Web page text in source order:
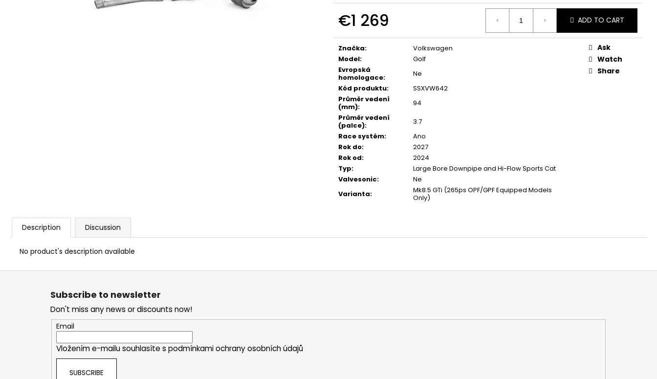
€1 269
price:
ADD TO CART
Značka:
Volkswagen
Model:
Golf
Evropská
homologace:
Ne
Kód produktu:
SSXVW642
Průměr vedení
(mm):
94
Průměr vedení
(palce):
3.7
Race systém:
Ano
Rok do:
2027
Rok od:
2024
Typ:
Large Bore Downpipe and Hi-Flow Sports Cat
Valvesonic:
Ne
Varianta:
Mk8.5 GTi (265ps OPF/GPF Equipped Models
Only)
Ask
Watch
Share
Description Discussion
No product's description available
GIFT VOUCHER ON-LINE
NGK ČERVENÝ ZAPALOVACÍ MODUL
2.0TFSI 2.0TSI EA113 EA888.1/2
APR SPORTOVNÍ ZAPALOVACÍ MODUL
€60
F
Subscribe to newsletter
Don't miss any news or discounts now!
Email
Vložením e-mailu souhlasíte s podmínkami ochrany osobních údajů
SUBSCRIBE